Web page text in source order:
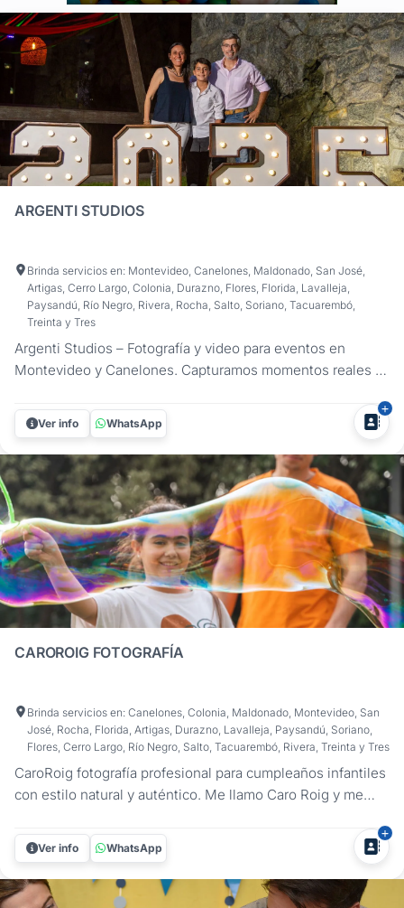
ARGENTI STUDIOS
Brinda servicios en: Montevideo, Canelones, Maldonado, San José,
Artigas, Cerro Largo, Colonia, Durazno, Flores, Florida, Lavalleja,
Paysandú, Río Negro, Rivera, Rocha, Salto, Soriano, Tacuarembó,
Treinta y Tres
Argenti Studios – Fotografía y video para eventos en
Montevideo y Canelones. Capturamos momentos reales y
fiesta. ¿Querés que tu registro sea tan auténtico como lo
que viviste? En Argenti Studios nos especializamos en
fotografía y...
Ver info WhatsApp
CAROROIG FOTOGRAFÍA
Brinda servicios en: Canelones, Colonia, Maldonado, Montevideo, San
José, Rocha, Florida, Artigas, Durazno, Lavalleja, Paysandú, Soriano,
Flores, Cerro Largo, Río Negro, Salto, Tacuarembó, Rivera, Treinta y Tres
CaroRoig fotografía profesional para cumpleaños infantiles
con estilo natural y auténtico. Me llamo Caro Roig y me
Uruguay. Mi forma de trabajar es sencilla: me integro a la
fiesta para capturar lo que pasa de verdad. Las miradas, las
risas,...
Ver info WhatsApp